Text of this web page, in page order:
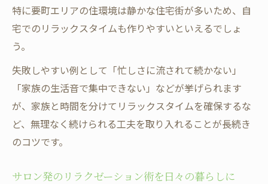
特に要町エリアの住環境は静かな住宅街が多いため、自
宅でのリラックスタイムも作りやすいといえるでしょ
う。
失敗しやすい例として「忙しさに流されて続かない」
「家族の生活音で集中できない」などが挙げられます
が、家族と時間を分けてリラックスタイムを確保するな
ど、無理なく続けられる工夫を取り入れることが長続き
のコツです。
サロン発のリラクゼーション術を日々の暮らしに